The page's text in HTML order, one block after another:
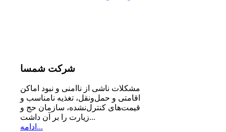
شرکت شمسا
مشكلات ناشی از ناامنی و نبود اماكن
اقامتی و حمل‌ونقل، تغذیه‌ نامناسب و
قیمت‌های كنترل‌نشده، سازمان حج و
زیارت را بر آن داشت...
ادامه...